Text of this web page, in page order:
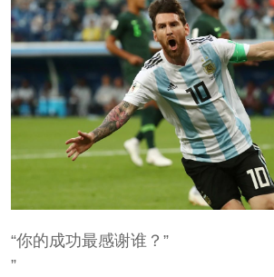
“你的成功最感谢谁？”
”